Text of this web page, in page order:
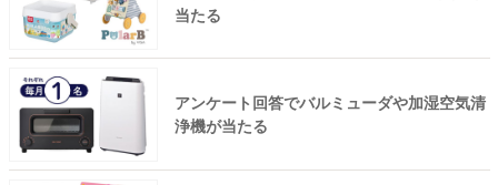
当たる
アンケート回答でバルミューダや加湿空気清
浄機が当たる